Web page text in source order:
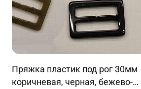
Пряжка пластик под рог 30мм
коричневая, черная, бежево-